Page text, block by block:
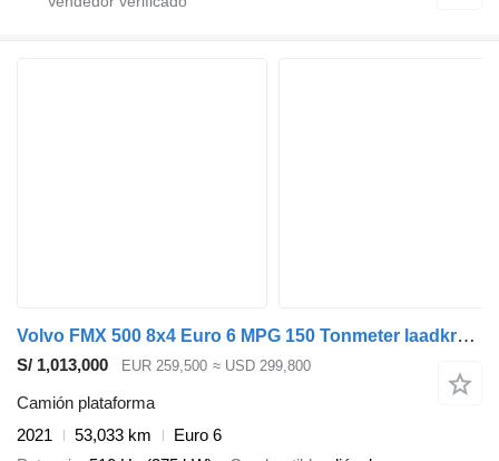
Volvo FMX 500 8x4 Euro 6 MPG 150 Tonmeter laadkraan Just 53.033 km!
S/ 1,013,000 EUR 259,500 ≈ USD 299,800
Camión plataforma
2021
53,033 km
Euro 6